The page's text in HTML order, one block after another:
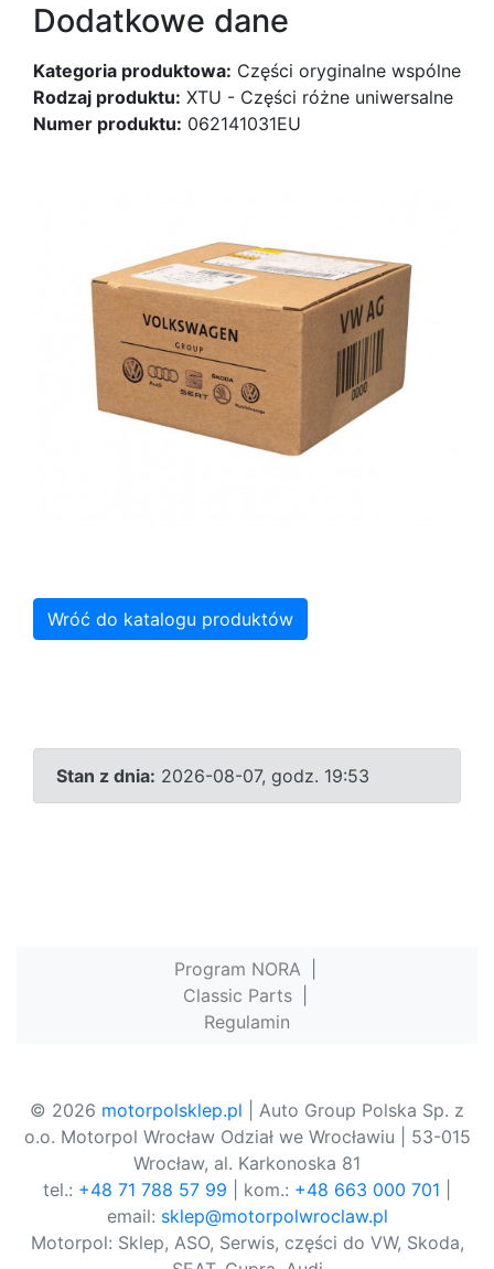
Dodatkowe dane
Kategoria produktowa: Części oryginalne wspólne
Rodzaj produktu: XTU - Części różne uniwersalne
Numer produktu: 062141031EU
Wróć do katalogu produktów
Stan z dnia: 2026-08-07, godz. 19:53
Program NORA
Classic Parts
Regulamin
© 2026 motorpolsklep.pl | Auto Group Polska Sp. z
o.o. Motorpol Wrocław Odział we Wrocławiu | 53-015
Wrocław, al. Karkonoska 81
tel.: +48 71 788 57 99 | kom.: +48 663 000 701
email: sklep@motorpolwroclaw.pl
Motorpol: Sklep, ASO, Serwis, części do VW, Skoda,